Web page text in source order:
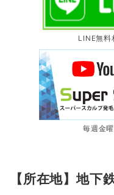
LINE無料
毎週金
【所在地】地下